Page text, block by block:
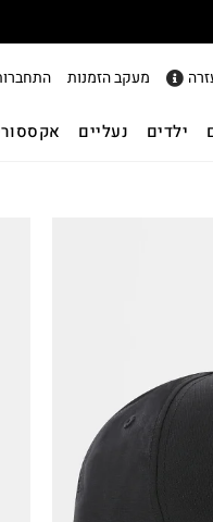
מעקב הזמנות
ילדים נעליים